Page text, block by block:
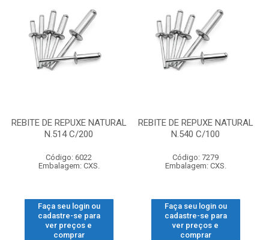
REBITE DE REPUXE NATURAL
N.514 C/200
Código: 6022
Embalagem: CXS.
Faça seu login ou
cadastre-se para
ver preços e
comprar
REBITE DE REPUXE NATURAL
N.540 C/100
Código: 7279
Embalagem: CXS.
Faça seu login ou
cadastre-se para
ver preços e
comprar